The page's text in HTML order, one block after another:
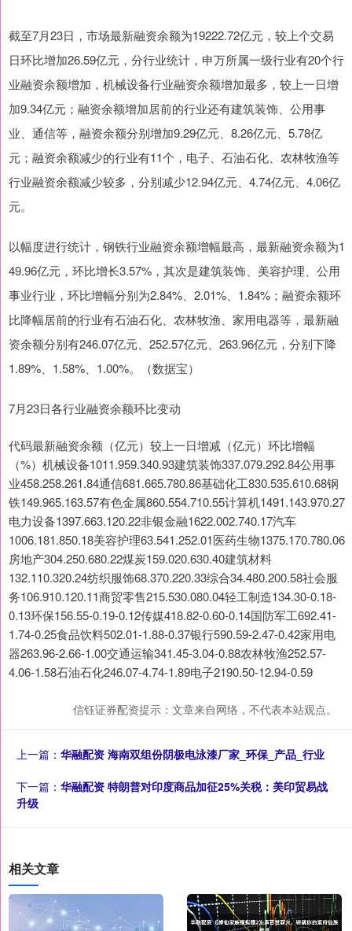
截至7月23日，市场最新融资余额为19222.72亿元，较上个交易
日环比增加26.59亿元，分行业统计，申万所属一级行业有20个行
业融资余额增加，机械设备行业融资余额增加最多，较上一日增
加9.34亿元；融资余额增加居前的行业还有建筑装饰、公用事
业、通信等，融资余额分别增加9.29亿元、8.26亿元、5.78亿
元；融资余额减少的行业有11个，电子、石油石化、农林牧渔等
行业融资余额减少较多，分别减少12.94亿元、4.74亿元、4.06亿
元。
以幅度进行统计，钢铁行业融资余额增幅最高，最新融资余额为1
49.96亿元，环比增长3.57%，其次是建筑装饰、美容护理、公用
事业行业，环比增幅分别为2.84%、2.01%、1.84%；融资余额环
比降幅居前的行业有石油石化、农林牧渔、家用电器等，最新融
资余额分别有246.07亿元、252.57亿元、263.96亿元，分别下降
1.89%、1.58%、1.00%。（数据宝）
7月23日各行业融资余额环比变动
代码最新融资余额（亿元）较上一日增减（亿元）环比增幅
（%）机械设备1011.959.340.93建筑装饰337.079.292.84公用事
业458.258.261.84通信681.665.780.86基础化工830.535.610.68钢
铁149.965.163.57有色金属860.554.710.55计算机1491.143.970.27
电力设备1397.663.120.22非银金融1622.002.740.17汽车
1006.181.850.18美容护理63.541.252.01医药生物1375.170.780.06
房地产304.250.680.22煤炭159.020.630.40建筑材料
132.110.320.24纺织服饰68.370.220.33综合34.480.200.58社会服
务106.910.120.11商贸零售215.530.080.04轻工制造134.30-0.18-
0.13环保156.55-0.19-0.12传媒418.82-0.60-0.14国防军工692.41-
1.74-0.25食品饮料502.01-1.88-0.37银行590.59-2.47-0.42家用电
器263.96-2.66-1.00交通运输341.45-3.04-0.88农林牧渔252.57-
4.06-1.58石油石化246.07-4.74-1.89电子2190.50-12.94-0.59
信钰证券配资提示：文章来自网络，不代表本站观点。
上一篇： 华融配资 海南双组份阴极电泳漆厂家_环保_产品_行业
下一篇： 华融配资 特朗普对印度商品加征25%关税：美印贸易战
升级
相关文章